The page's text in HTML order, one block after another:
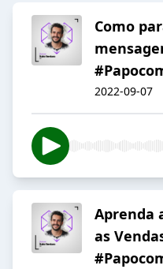
Como
2022-09-07
Aprenda
as